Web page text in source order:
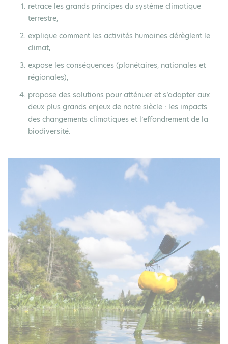
retrace les grands principes du système climatique
terrestre,
explique comment les activités humaines dérèglent le
climat,
expose les conséquences (planétaires, nationales et
régionales),
propose des solutions pour atténuer et s’adapter aux
deux plus grands enjeux de notre siècle : les impacts
des changements climatiques et l’effondrement de la
biodiversité.